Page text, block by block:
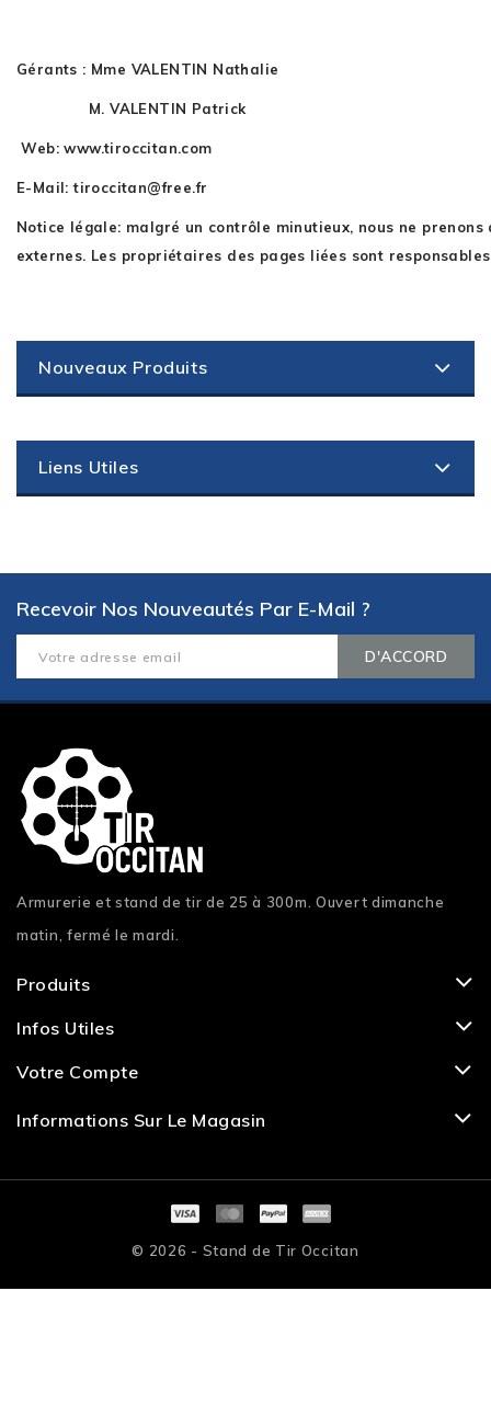
Gérants : Mme VALENTIN Nathalie
M. VALENTIN Patrick
Web: www.tiroccitan.com
E-Mail: tiroccitan@free.fr
Notice légale: malgré un contrôle minutieux, nous ne
externes. Les propriétaires des pages liées sont
Nouveaux Produits
Liens Utiles
Recevoir Nos Nouveautés Par E-Mail ?
Armurerie et stand de tir de 25 à 300m. Ouvert dimanche
matin, fermé le mardi.
Produits
Infos Utiles
Votre Compte
Informations Sur Le Magasin
© 2026 - Stand de Tir Occitan